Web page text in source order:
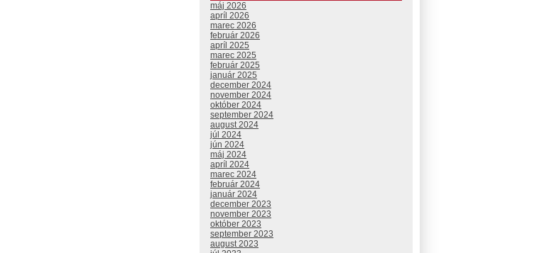
máj 2026
apríl 2026
marec 2026
február 2026
apríl 2025
marec 2025
február 2025
január 2025
december 2024
november 2024
október 2024
september 2024
august 2024
júl 2024
jún 2024
máj 2024
apríl 2024
marec 2024
február 2024
január 2024
december 2023
november 2023
október 2023
september 2023
august 2023